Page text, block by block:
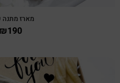
מארז
₪190